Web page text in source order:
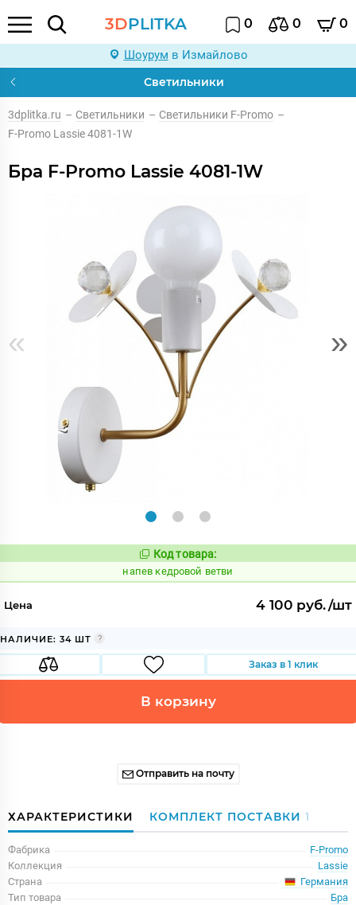
3DPLITKA 0 0 0
Шоурум в Измайлово
Светильники
3dplitka.ru – Светильники – Светильники F-Promo –
F-Promo Lassie 4081-1W
Бра F-Promo Lassie 4081-1W
« »
Код:
1082884
Код товара:
напев кедровой ветви
Цена 4 100 руб./шт
НАЛИЧИЕ: 34 ШТ
Заказ в 1 клик
В корзину
Отправить на почту
ХАРАКТЕРИСТИКИ КОМПЛЕКТ ПОСТАВКИ 1
Фабрика
F-Promo
Коллекция
Lassie
Страна
Германия
Тип товара
Бра